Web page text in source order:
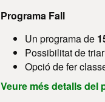
Programa Fall
Un programa de
Possibilitat de
Opció de fer
Veure més detalls del